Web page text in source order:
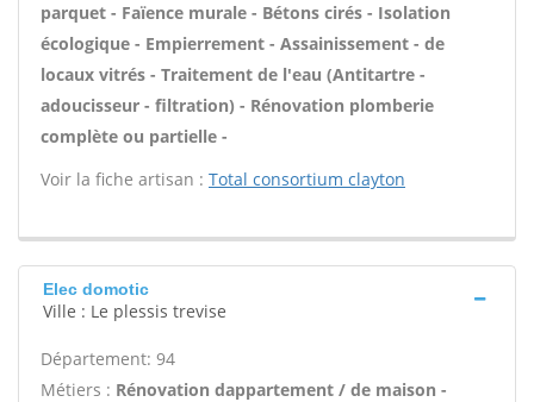
parquet - Faïence murale - Bétons cirés - Isolation
écologique - Empierrement - Assainissement - de
locaux vitrés - Traitement de l'eau (Antitartre -
adoucisseur - filtration) - Rénovation plomberie
complète ou partielle -
Voir la fiche artisan : Total consortium clayton
Elec domotic
Ville : Le plessis trevise
Département: 94
Métiers : Rénovation dappartement / de maison -